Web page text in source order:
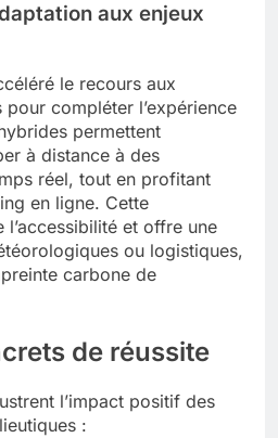
aux enjeux
le recours aux
compléter l’expérience
permettent
à distance à des
réel, tout en profitant
en ligne. Cette
et offre une
ou logistiques,
carbone de
de réussite
l’impact positif des
: